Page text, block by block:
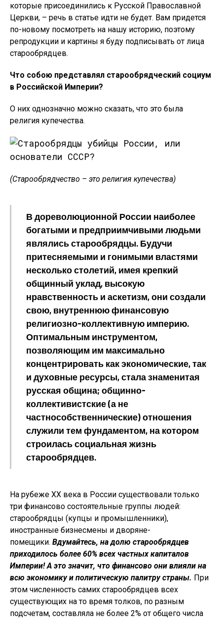
которые присоединились к Русской Православной
Церкви, – речь в статье идти не будет. Вам придется
по-новому посмотреть на нашу историю, поэтому
репродукции и картины я буду подписывать от лица
старообрядцев.
Что собою представлял старообрядческий социум
в Российской Империи?
О них однозначно можно сказать, что это была
религия купечества.
(Старообрядчество – это религия купечества)
В дореволюционной России наиболее
богатыми и предприимчивыми людьми
являлись старообрядцы. Будучи
притесняемыми и гонимыми властями
несколько столетий, имея крепкий
общинный уклад, высокую
нравственность и аскетизм, они создали
свою, внутреннюю финансовую
религиозно-коллективную империю.
Оптимальным инструментом,
позволяющим им максимально
концентрировать как экономические, так
и духовные ресурсы, стала знаменитая
русская община; общинно-
коллективистские (а не
частнособственнические) отношения
служили тем фундаментом, на котором
строилась социальная жизнь
старообрядцев.
На рубеже XX века в России существовали только
три финансово состоятельные группы людей:
старообрядцы (купцы и промышленники),
иностранные бизнесмены и дворяне-
помещики. Вдумайтесь, на долю старообрядцев
приходилось более 60% всех частных капиталов
Империи! А это значит, что финансово они влияли на
всю экономику и политическую палитру страны. При
этом численность самих старообрядцев всех
существующих на то время толков, по разным
подсчетам, составляла не более 2% от общего числа